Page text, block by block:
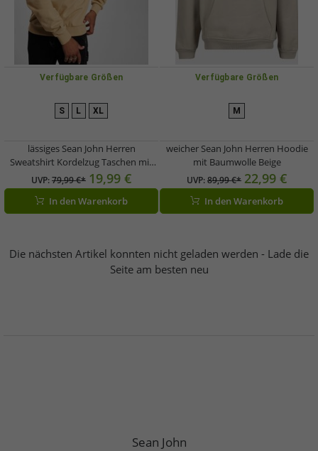
Verfügbare Größen
S L XL
lässiges Sean John Herren
Sweatshirt Kordelzug Taschen mit
Baumwolle Beige
UVP:79,99 €* 19,99 €
In den Warenkorb
Verfügbare Größen
M
weicher Sean John Herren Hoodie
mit Baumwolle Beige
UVP:89,99 €* 22,99 €
In den Warenkorb
Die nächsten Artikel konnten nicht geladen werden - Lade die
Seite am besten neu
Sean John